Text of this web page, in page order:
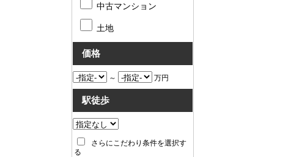
中古マンション
土地
価格
～ 万円
駅徒歩
さらにこだわり条件を選択す
る